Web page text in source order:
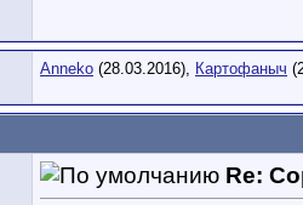
Anneko (28.03.2016), Картофаныч
Re: